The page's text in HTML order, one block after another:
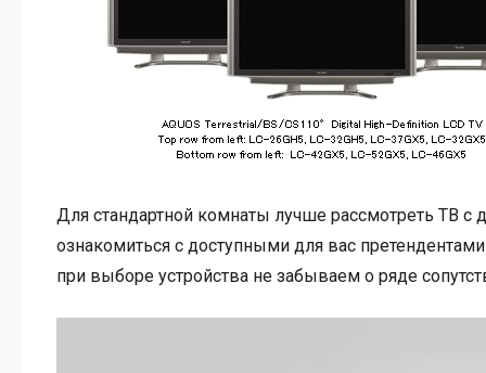
Для стандартной комнаты лучше рассмотреть ТВ
ознакомиться с доступными для вас
при выборе устройства не забываем о ряде